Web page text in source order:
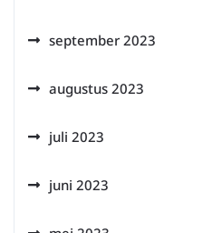
september 2023
augustus 2023
juli 2023
juni 2023